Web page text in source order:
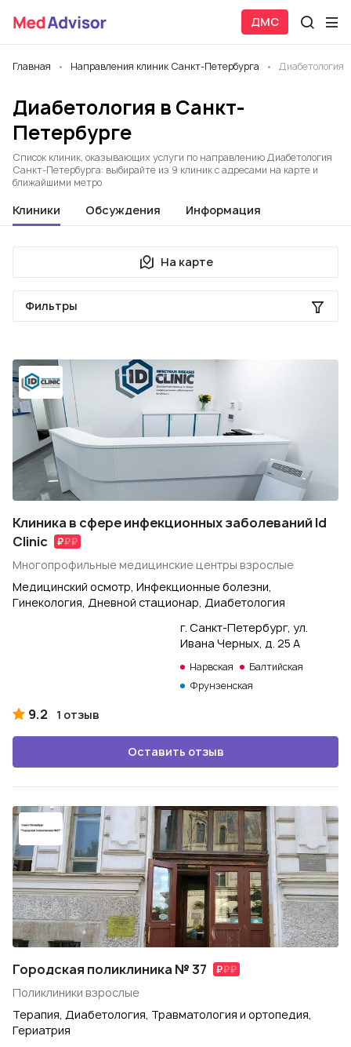
ДМС
Главная Направления клиник Санкт-Петербурга Диабетология
Диабетология в Санкт-
Петербурге
Список клиник, оказывающих услуги по направлению Диабетология
Санкт-Петербурга: выбирайте из 9 клиник с адресами на карте и
ближайшими метро
Клиники Обсуждения Информация
На карте
Фильтры
Клиника в сфере инфекционных заболеваний Id
Clinic
Многопрофильные медицинские центры взрослые
Медицинский осмотр, Инфекционные болезни,
Гинекология, Дневной стационар, Диабетология
г. Санкт-Петербург, ул.
Ивана Черных, д. 25 А
Нарвская
Балтийская
Фрунзенская
9.2 1 отзыв
Оставить отзыв
Городская поликлиника № 37
Поликлиники взрослые
Терапия, Диабетология, Травматология и ортопедия,
Гериатрия